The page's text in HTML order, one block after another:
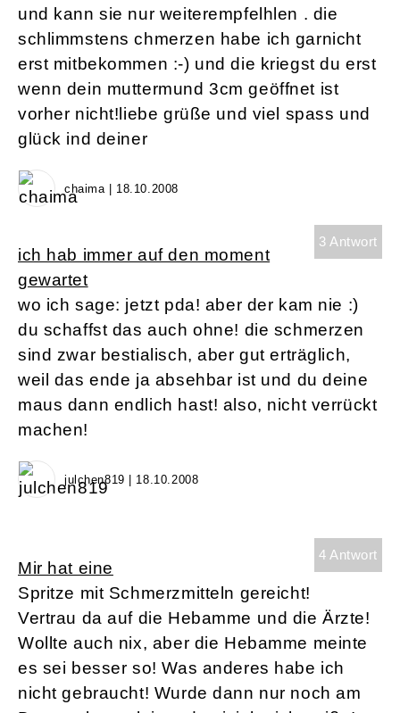
und kann sie nur weiterempfelhlen . die
schlimmstens chmerzen habe ich garnicht
erst mitbekommen :-) und die kriegst du erst
wenn dein muttermund 3cm geöffnet ist
vorher nicht!liebe grüße und viel spass und
glück ind deiner
chaima | 18.10.2008
3 Antwort
ich hab immer auf den moment
gewartet
wo ich sage: jetzt pda! aber der kam nie :)
du schaffst das auch ohne! die schmerzen
sind zwar bestialisch, aber gut erträglich,
weil das ende ja absehbar ist und du deine
maus dann endlich hast! also, nicht verrückt
machen!
julchen819 | 18.10.2008
4 Antwort
Mir hat eine
Spritze mit Schmerzmitteln gereicht!
Vertrau da auf die Hebamme und die Ärzte!
Wollte auch nix, aber die Hebamme meinte
es sei besser so! Was anderes habe ich
nicht gebraucht! Wurde dann nur noch am